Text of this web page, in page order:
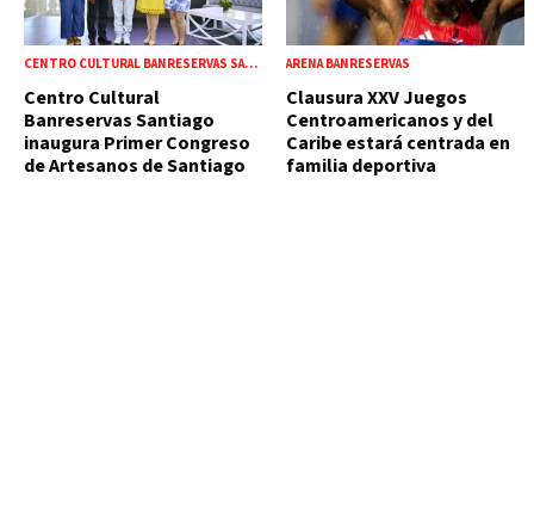
CENTRO CULTURAL BANRESERVAS SANTIAGO
Centro Cultural
Banreservas Santiago
inaugura Primer Congreso
de Artesanos de Santiago
ARENA BANRESERVAS
Clausura XXV Juegos
Centroamericanos y del
Caribe estará centrada en
familia deportiva